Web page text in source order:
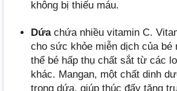
không bị thiếu máu.
Dứa chứa nhiều vitamin C.
cho sức khỏe miễn dịch của bé
thể bé hấp thụ chất sắt từ các
khác. Mangan, một chất dinh
trong dứa, giúp thúc đẩy tăng